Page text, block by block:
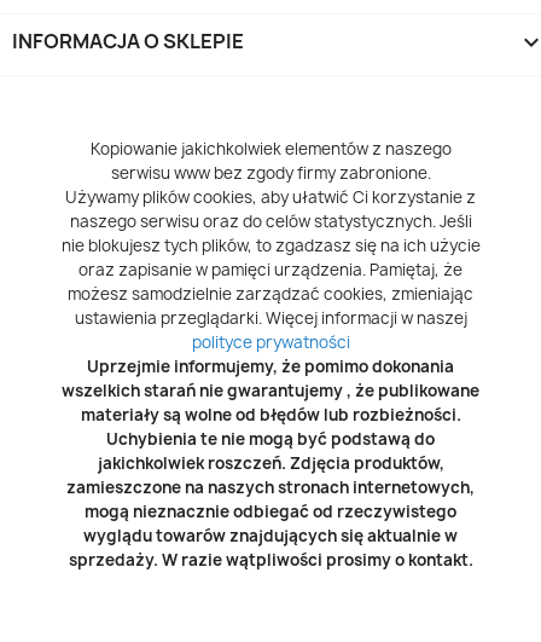
INFORMACJA O SKLEPIE
Kopiowanie jakichkolwiek elementów z naszego
serwisu www bez zgody firmy zabronione.
Używamy plików cookies, aby ułatwić Ci korzystanie z
naszego serwisu oraz do celów statystycznych. Jeśli
nie blokujesz tych plików, to zgadzasz się na ich użycie
oraz zapisanie w pamięci urządzenia. Pamiętaj, że
możesz samodzielnie zarządzać cookies, zmieniając
ustawienia przeglądarki. Więcej informacji w naszej
polityce prywatności
Uprzejmie informujemy, że pomimo dokonania
wszelkich starań nie gwarantujemy , że publikowane
materiały są wolne od błędów lub rozbieżności.
Uchybienia te nie mogą być podstawą do
jakichkolwiek roszczeń. Zdjęcia produktów,
zamieszczone na naszych stronach internetowych,
mogą nieznacznie odbiegać od rzeczywistego
wyglądu towarów znajdujących się aktualnie w
sprzedaży. W razie wątpliwości prosimy o kontakt.